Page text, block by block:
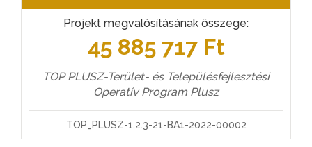
Projekt megvalósításának összege:
45 885 717 Ft
TOP PLUSZ-Terület- és Településfejlesztési
Operatív Program Plusz
TOP_PLUSZ-1.2.3-21-BA1-2022-00002